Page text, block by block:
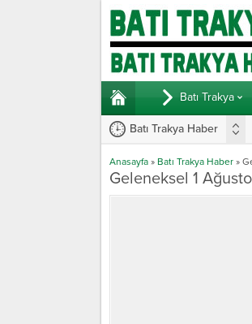
Batı Trakya
Batı Trakya Haber
Anasayfa » Batı Trakya Haber »
Geleneksel 1